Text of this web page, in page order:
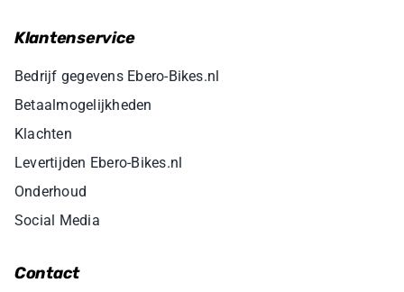
Klantenservice
Bedrijf gegevens Ebero-Bikes.nl
Betaalmogelijkheden
Klachten
Levertijden Ebero-Bikes.nl
Onderhoud
Social Media
Contact